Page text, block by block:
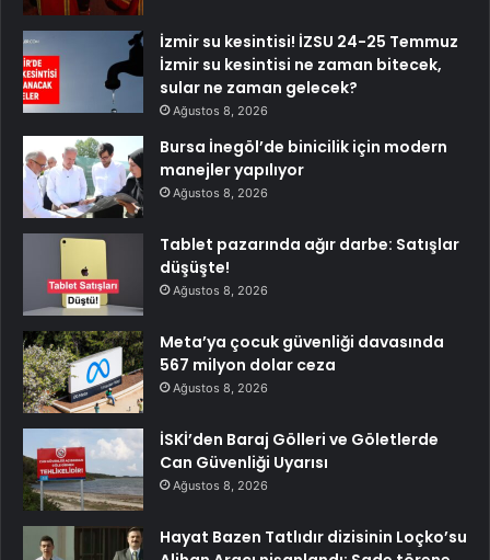
İzmir su kesintisi! İZSU 24-25 Temmuz
İzmir su kesintisi ne zaman bitecek,
sular ne zaman gelecek?
Ağustos 8, 2026
Bursa İnegöl’de binicilik için modern
manejler yapılıyor
Ağustos 8, 2026
Tablet pazarında ağır darbe: Satışlar
düşüşte!
Ağustos 8, 2026
Meta’ya çocuk güvenliği davasında
567 milyon dolar ceza
Ağustos 8, 2026
İSKİ’den Baraj Gölleri ve Göletlerde
Can Güvenliği Uyarısı
Ağustos 8, 2026
Hayat Bazen Tatlıdır dizisinin Loçko’su